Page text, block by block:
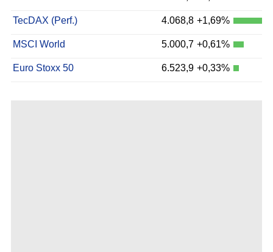
TecDAX (Perf.) 4.068,8 +1,69%
MSCI World 5.000,7 +0,61%
Euro Stoxx 50 6.523,9 +0,33%